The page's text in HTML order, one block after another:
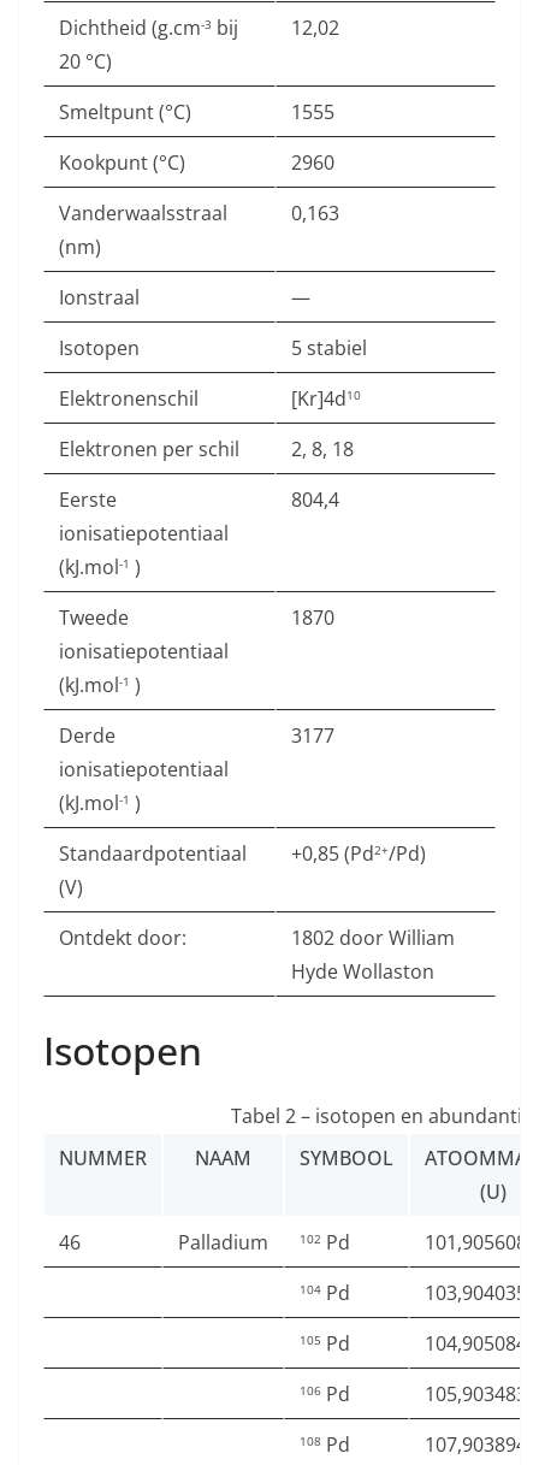
Dichtheid (g.cm-3 bij
20 °C)
12,02
Smeltpunt (°C)
1555
Kookpunt (°C)
2960
Vanderwaalsstraal
(nm)
0,163
Ionstraal
—
Isotopen
5 stabiel
Elektronenschil
[Kr]4d10
Elektronen per schil
2, 8, 18
Eerste
ionisatiepotentiaal
(kJ.mol-1 )
804,4
Tweede
ionisatiepotentiaal
(kJ.mol-1 )
1870
Derde
ionisatiepotentiaal
(kJ.mol-1 )
3177
Standaardpotentiaal
(V)
+0,85 (Pd2+/Pd)
Ontdekt door:
1802 door William
Hyde Wollaston
Isotopen
Tabel 2 – isotopen en
NUMMER
NAAM SYMBOOL
(U)
46
Palladium 102 Pd 101,905608
104 Pd 103,904035
105 Pd 104,905084
106 Pd 105,903483
108 Pd 107,903894